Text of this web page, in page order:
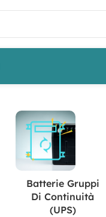
Batterie Gruppi
Di Continuità
(UPS)